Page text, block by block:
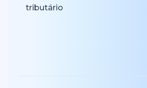
tributário